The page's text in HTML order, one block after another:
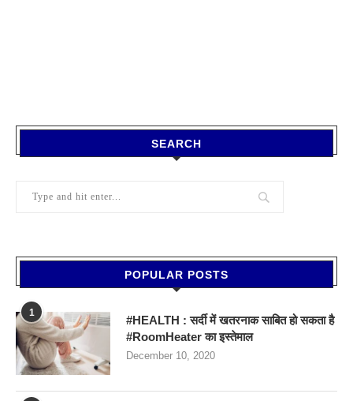
SEARCH
POPULAR POSTS
1
#HEALTH : सर्दी में खतरनाक साबित हो सकता है
#RoomHeater का इस्तेमाल
December 10, 2020